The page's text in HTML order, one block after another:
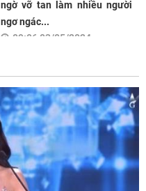
ngờ vỡ tan làm nhiều người
ngơ ngác...
09:06 03/05/2024